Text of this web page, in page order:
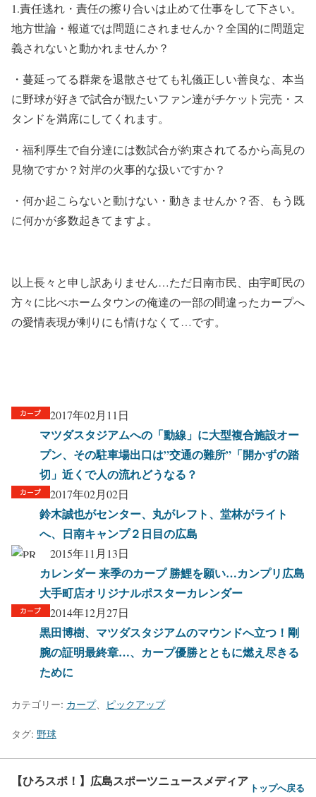
1.責任逃れ・責任の擦り合いは止めて仕事をして下さい。
地方世論・報道では問題にされませんか？全国的に問題定
義されないと動かれませんか？
・蔓延ってる群衆を退散させても礼儀正しい善良な、本当
に野球が好きで試合が観たいファン達がチケット完売・ス
タンドを満席にしてくれます。
・福利厚生で自分達には数試合が約束されてるから高見の
見物ですか？対岸の火事的な扱いですか？
・何か起こらないと動けない・動きませんか？否、もう既
に何かが多数起きてますよ。
以上長々と申し訳ありません…ただ日南市民、由宇町民の
方々に比べホームタウンの俺達の一部の間違ったカープへ
の愛情表現が剰りにも情けなくて…です。
2017年02月11日
マツダスタジアムへの「動線」に大型複合施設オー
プン、その駐車場出口は”交通の難所”「開かずの踏
切」近くで人の流れどうなる？
2017年02月02日
鈴木誠也がセンター、丸がレフト、堂林がライト
へ、日南キャンプ２日目の広島
2015年11月13日
カレンダー 来季のカープ 勝鯉を願い…カンプリ広島
大手町店オリジナルポスターカレンダー
2014年12月27日
黒田博樹、マツダスタジアムのマウンドへ立つ！剛
腕の証明最終章…、カープ優勝とともに燃え尽きる
ために
カテゴリー: カープ、 ピックアップ
タグ: 野球
【ひろスポ！】広島スポーツニュースメディア トップへ戻る